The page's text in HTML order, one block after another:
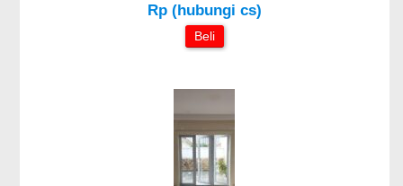
Rp (hubungi cs)
Beli